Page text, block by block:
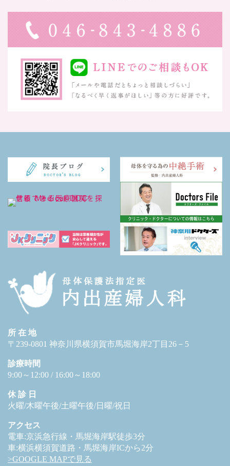
所 在 地
〒239-0801 神奈川県横須賀市馬堀海岸2丁目26－5
診療時間
9:00～12:00 / 16:00～18:00
休 診 日
火曜/木曜午後/土曜午後/日曜/祝日
アクセス
電車:京浜急行線・馬堀海岸駅徒歩3分
車:横浜横須賀道路・馬堀海岸ICから2分
>GOOGLE MAPで見る